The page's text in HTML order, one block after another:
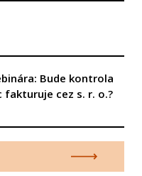
Bude kontrola
cez s. r. o.?